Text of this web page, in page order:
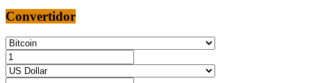
Convertidor